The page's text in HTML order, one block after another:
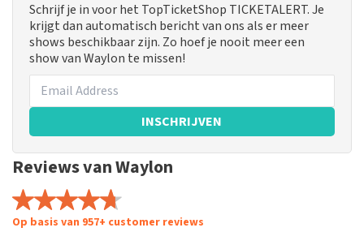
Schrijf je in voor het TopTicketShop TICKETALERT. Je
krijgt dan automatisch bericht van ons als er meer
shows beschikbaar zijn. Zo hoef je nooit meer een
show van Waylon te missen!
INSCHRIJVEN
Reviews van Waylon
Op basis van 957+ customer reviews